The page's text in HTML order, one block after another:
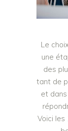
Le
une
des
tant de
et
Voici